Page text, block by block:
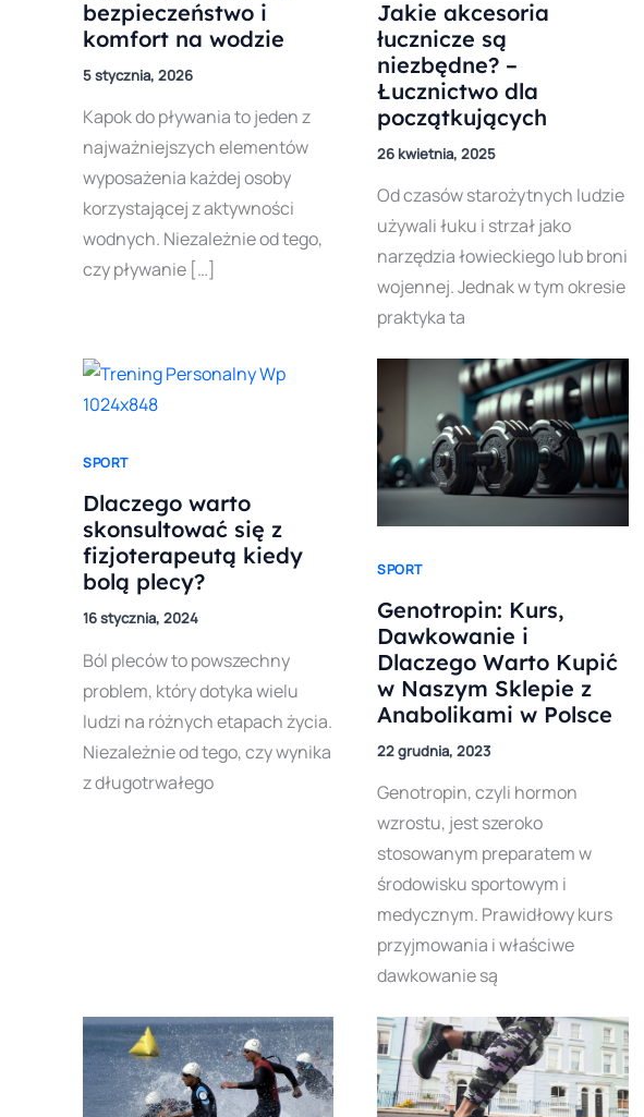
bezpieczeństwo i
komfort na wodzie
5 stycznia, 2026
Kapok do pływania to jeden z
najważniejszych elementów
wyposażenia każdej osoby
korzystającej z aktywności
wodnych. Niezależnie od tego,
czy pływanie […]
Jakie akcesoria
łucznicze są
niezbędne? –
Łucznictwo dla
początkujących
26 kwietnia, 2025
Od czasów starożytnych ludzie
używali łuku i strzał jako
narzędzia łowieckiego lub broni
wojennej. Jednak w tym okresie
praktyka ta
SPORT
Dlaczego warto
skonsultować się z
fizjoterapeutą kiedy
bolą plecy?
16 stycznia, 2024
Ból pleców to powszechny
problem, który dotyka wielu
ludzi na różnych etapach życia.
Niezależnie od tego, czy wynika
z długotrwałego
SPORT
Genotropin: Kurs,
Dawkowanie i
Dlaczego Warto Kupić
w Naszym Sklepie z
Anabolikami w Polsce
22 grudnia, 2023
Genotropin, czyli hormon
wzrostu, jest szeroko
stosowanym preparatem w
środowisku sportowym i
medycznym. Prawidłowy kurs
przyjmowania i właściwe
dawkowanie są